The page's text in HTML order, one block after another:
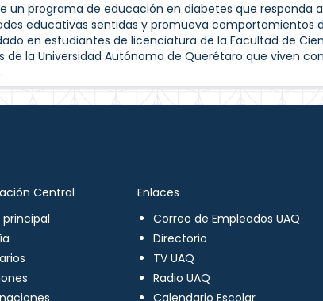
un programa de educación en diabetes que responda
educativas sentidas y promueva comportamientos
en estudiantes de licenciatura de la Facultad de
de la Universidad Autónoma de Querétaro que viven con
Central
principal
Enlaces
Correo de Empleados UAQ
Directorio
TV UAQ
Radio UAQ
Calendario Escolar